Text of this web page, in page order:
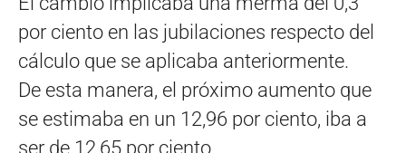
por ciento en las jubilaciones respecto del
cálculo que se aplicaba anteriormente.
De esta manera, el próximo aumento que
se estimaba en un 12,96 por ciento, iba a
ser de 12,65 por ciento.